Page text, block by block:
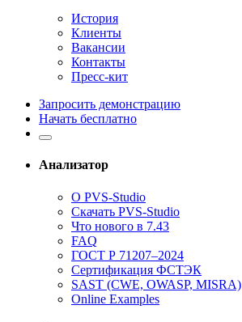
История
Клиенты
Вакансии
Контакты
Пресс-кит
Запросить демонстрацию
Начать бесплатно
Анализатор
О PVS-Studio
Скачать PVS-Studio
Что нового в 7.43
FAQ
ГОСТ Р 71207–2024
Сертификация ФСТЭК
SAST (CWE, OWASP, MISRA)
Online Examples